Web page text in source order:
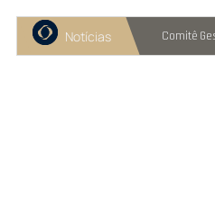
Notícias
Recuperação judicial cresce entre micro e pequenas empresas